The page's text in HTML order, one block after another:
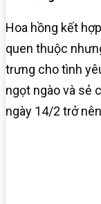
Hoa hồng kết
quen thuộc
trưng cho tình
ngọt ngào và sẻ
ngày 14/2 trở